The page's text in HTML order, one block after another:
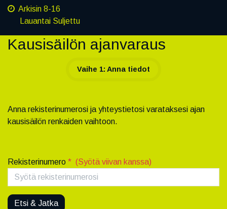
Arkisin 8-16
Lauantai Suljettu
Kausisäilön ajanvaraus
Vaihe 1: Anna tiedot
Anna rekisterinumerosi ja yhteystietosi varataksesi ajan
kausisäilön renkaiden vaihtoon.
Rekisterinumero * (Syötä viivan kanssa)
Etsi & Jatka